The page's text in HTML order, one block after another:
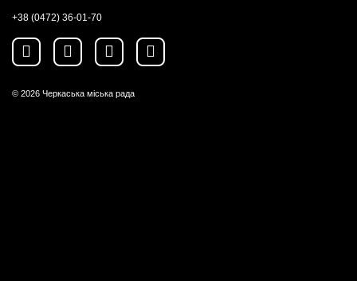
+38 (0472) 36-01-70
© 2026 Черкаська міська рада